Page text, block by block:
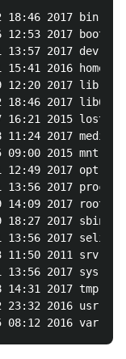
2017 bin
2017 boot
2017 dev
2016 home
12:20 2017 lib
2017 lib64
2015
2017 media
2015 mnt
2017 opt
2017 proc
2017 root
2017 sbin
2017 selinux
2011 srv
2017 sys
2017 tmp
2016 usr